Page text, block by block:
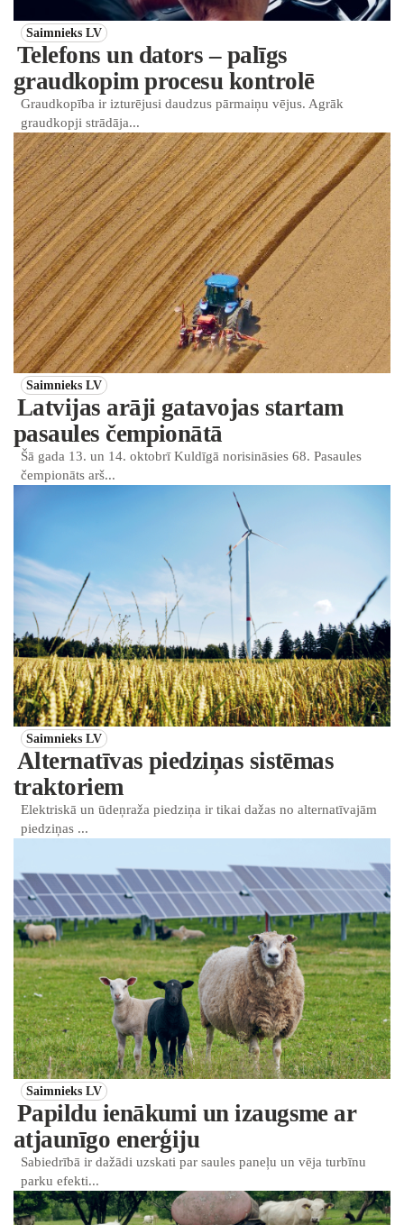
Saimnieks LV
Telefons un dators – palīgs
graudkopim procesu kontrolē
Graudkopība ir izturējusi daudzus pārmaiņu vējus. Agrāk
graudkopji strādāja...
Saimnieks LV
Latvijas arāji gatavojas startam
pasaules čempionātā
Šā gada 13. un 14. oktobrī Kuldīgā norisināsies 68. Pasaules
čempionāts arš...
Saimnieks LV
Alternatīvas piedziņas sistēmas
traktoriem
Elektriskā un ūdeņraža piedziņa ir tikai dažas no alternatīvajām
piedziņas ...
Saimnieks LV
Papildu ienākumi un izaugsme ar
atjaunīgo enerģiju
Sabiedrībā ir dažādi uzskati par saules paneļu un vēja turbīnu
parku efekti...